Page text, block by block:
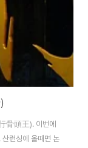
骨頭王). 이번에
런싱에 올때면 논